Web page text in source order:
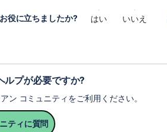
役に立ちましたか? はい いいえ
ルプが必要ですか?
ン コミュニティをご利用ください。
ティに質問